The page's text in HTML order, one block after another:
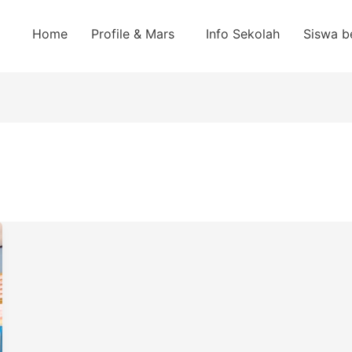
Home Profile & Mars Info Sekolah Siswa